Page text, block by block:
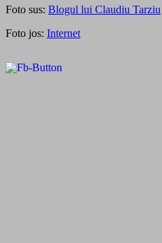
Foto sus: Blogul lui Claudiu Tarziu
Foto jos: Internet